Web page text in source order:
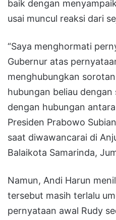
baik dengan
usai muncul reaksi dari
“Saya menghormati
Gubernur atas
menghubungkan
hubungan beliau dengan
dengan hubungan
Presiden Prabowo
saat diwawancarai di
Balaikota Samarinda,
Namun, Andi Harun
tersebut masih terlalu
pernyataan awal Rudy